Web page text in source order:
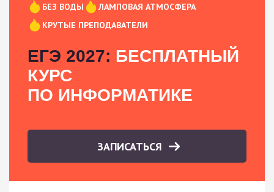
БЕЗ ВОДЫ
ЛАМПОВАЯ АТМОСФЕРА
КРУТЫЕ ПРЕПОДАВАТЕЛИ
ЕГЭ 2027: БЕСПЛАТНЫЙ
КУРС
ПО ИНФОРМАТИКЕ
ЗАПИСАТЬСЯ